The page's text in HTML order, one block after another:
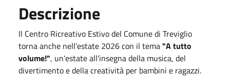
Descrizione
Il Centro Ricreativo Estivo del Comune di Treviglio
torna anche nell'estate 2026 con il tema"A tutto
volume!", un'estate all'insegna della musica, del
divertimento e della creatività per bambini e ragazzi.